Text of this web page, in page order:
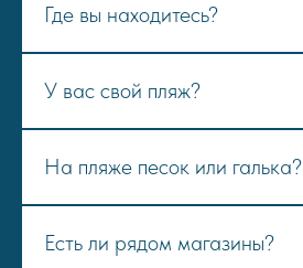
Где вы находитесь?
У вас свой пляж?
На пляже песок или галька?
Есть ли рядом магазины?